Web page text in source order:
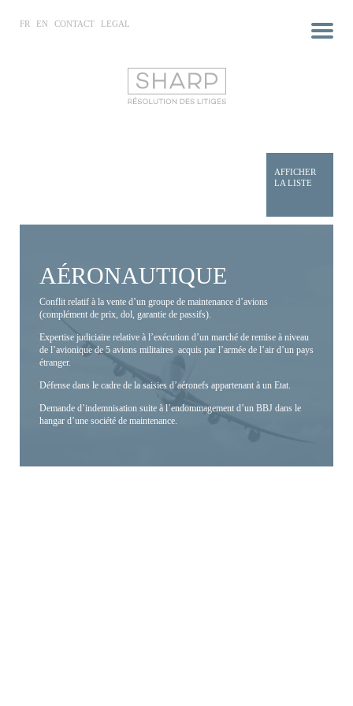
FR EN CONTACT LEGAL
AFFICHER
LA LISTE
AÉRONAUTIQUE
Conflit relatif à la vente d’un groupe de maintenance d’avions
(complément de prix, dol, garantie de passifs).
Expertise judiciaire relative à l’exécution d’un marché de remise à niveau
de l’avionique de 5 avions militaires acquis par l’armée de l’air d’un pays
étranger.
Défense dans le cadre de la saisies d’aéronefs appartenant à un Etat.
Demande d’indemnisation suite à l’endommagement d’un BBJ dans le
hangar d’une société de maintenance.